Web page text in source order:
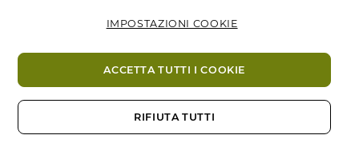
Aceto Brillantezza
da Risciacquo |...
Shampoo
Illuminante | Colore
- 300...
RIFIUTA TUTTI
ACCETTA TUTTI I COOKIE
IMPOSTAZIONI COOKIE